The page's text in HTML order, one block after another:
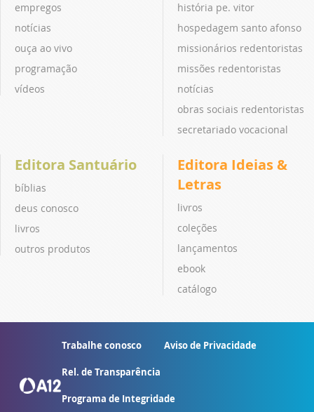
empregos
notícias
ouça ao vivo
programação
vídeos
história pe. vitor
hospedagem santo afonso
missionários redentoristas
missões redentoristas
notícias
obras sociais redentoristas
secretariado vocacional
Editora Santuário
bíblias
deus conosco
livros
outros produtos
Editora Ideias &
Letras
livros
coleções
lançamentos
ebook
catálogo
Trabalhe conosco Aviso de Privacidade
Rel. de Transparência
Programa de Integridade